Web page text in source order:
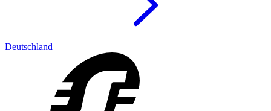
Deutschland